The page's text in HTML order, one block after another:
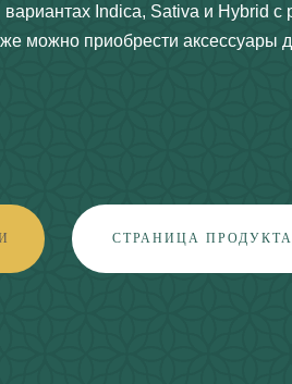
Indica, Sativa и Hybrid с
можно приобрести аксессуары
СТРАНИЦА ПРОДУКТА